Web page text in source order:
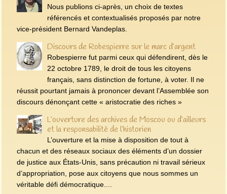
Nous publions ci-après, un choix de textes
référencés et contextualisés proposés par notre
vice-président Bernard Vandeplas.
Discours de Robespierre sur le marc d’argent
Robespierre fut parmi ceux qui défendirent, dès le
22 octobre 1789, le droit de tous les citoyens
français, sans distinction de fortune, à voter. Il ne
réussit pourtant jamais à prononcer devant l’Assemblée son
discours dénonçant cette « aristocratie des riches »
L’ouverture des archives de Moscou ou d’ailleurs
et la responsabilité de l’historien
L’ouverture et la mise à disposition de tout à
chacun et des réseaux sociaux des éléments d’un dossier
de justice aux États-Unis, sans précaution ni travail sérieux
d’appropriation, pose aux citoyens que nous sommes un
véritable défi démocratique....